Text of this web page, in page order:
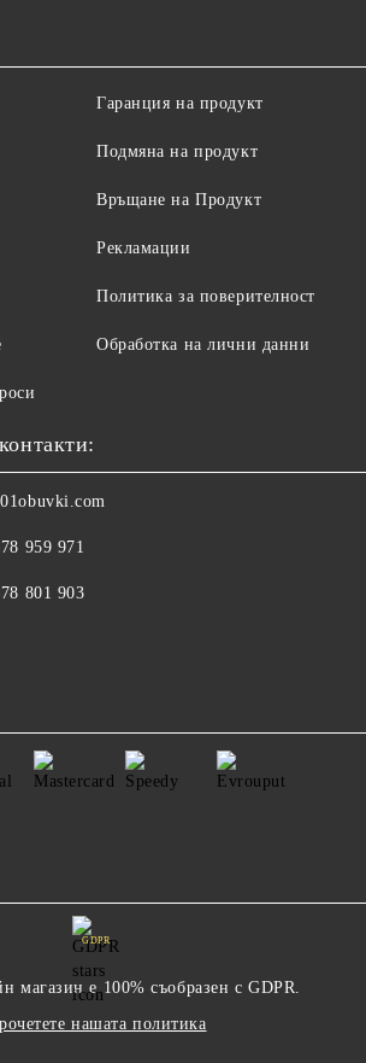
Гаранция на продукт
Подмяна на продукт
Връщане на Продукт
Рекламации
Политика за поверителност
Обработка на лични данни
959 971
801 903
GDPR
магазин е 100% съобразен с GDPR.
нашата политика